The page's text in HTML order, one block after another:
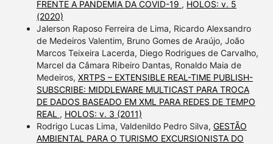
FRENTE A PANDEMIA DA COVID-19 , HOLOS: v. 5
(2020)
Jalerson Raposo Ferreira de Lima, Ricardo Alexsandro
de Medeiros Valentim, Bruno Gomes de Araújo, João
Marcos Teixeira Lacerda, Diego Rodrigues de Carvalho,
Marcel da Câmara Ribeiro Dantas, Ronaldo Maia de
Medeiros, XRTPS – EXTENSIBLE REAL-TIME PUBLISH-
SUBSCRIBE: MIDDLEWARE MULTICAST PARA TROCA
DE DADOS BASEADO EM XML PARA REDES DE TEMPO
REAL , HOLOS: v. 3 (2011)
Rodrigo Lucas Lima, Valdenildo Pedro Silva, GESTÃO
AMBIENTAL PARA O TURISMO EXCURSIONISTA DO